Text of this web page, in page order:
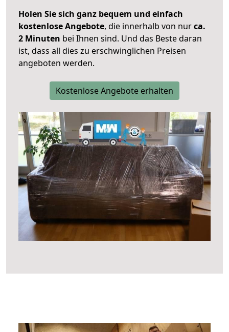
Holen Sie sich ganz bequem und einfach
kostenlose Angebote, die innerhalb von nurca.
2 Minuten bei Ihnen sind. Und das Beste daran
ist, dass all dies zu erschwinglichen Preisen
angeboten werden.
Kostenlose Angebote erhalten